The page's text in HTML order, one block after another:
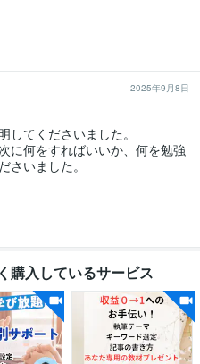
2025年9月8日
してくださいました。
に何をすればいいか、何を勉強
さいました。
購入しているサービス